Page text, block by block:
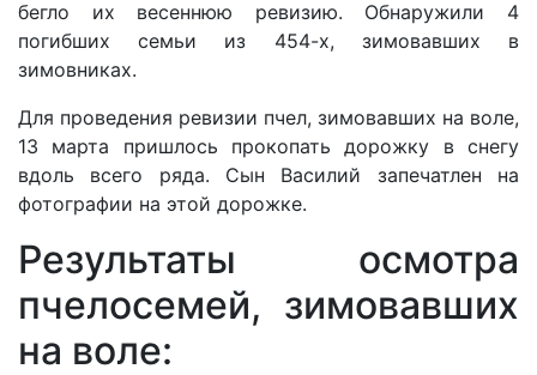
бегло их весеннюю ревизию. Обнаружили 4
погибших семьи из 454-х, зимовавших в
зимовниках.
Для проведения ревизии пчел, зимовавших на воле,
13 марта пришлось прокопать дорожку в снегу
вдоль всего ряда. Сын Василий запечатлен на
фотографии на этой дорожке.
Результаты осмотра
пчелосемей, зимовавших
на воле: